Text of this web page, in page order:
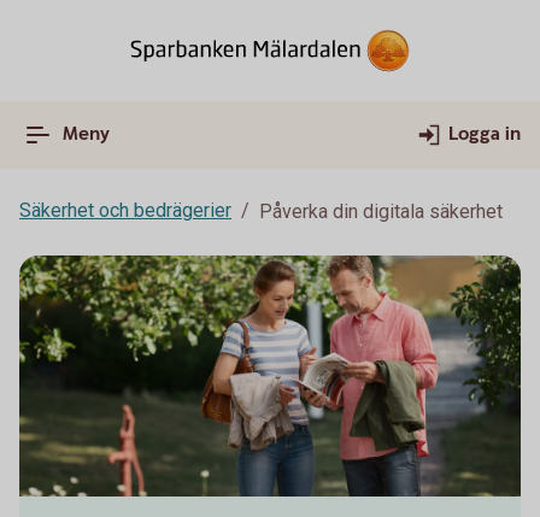
Meny Logga in
Säkerhet och bedrägerier Påverka din digitala säkerhet